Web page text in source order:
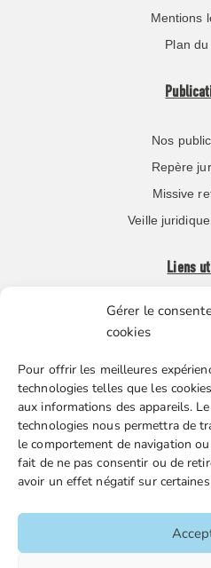
Gérer le
cookies
Pour offrir les meilleures
technologies telles que les
aux informations des appareils.
technologies nous permettra de
le comportement de navigation
fait de ne pas consentir ou de
avoir un effet négatif sur
Mentions
Plan du
Nos
Repère
Missive
Veille
Liens
Boutique
Nos
Gestion
FGTA-FO / 15 avenue Victor